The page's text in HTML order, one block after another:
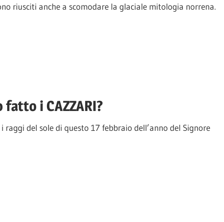
riusciti anche a scomodare la glaciale mitologia norrena.
i CAZZARI?
del sole di questo 17 febbraio dell’anno del Signore